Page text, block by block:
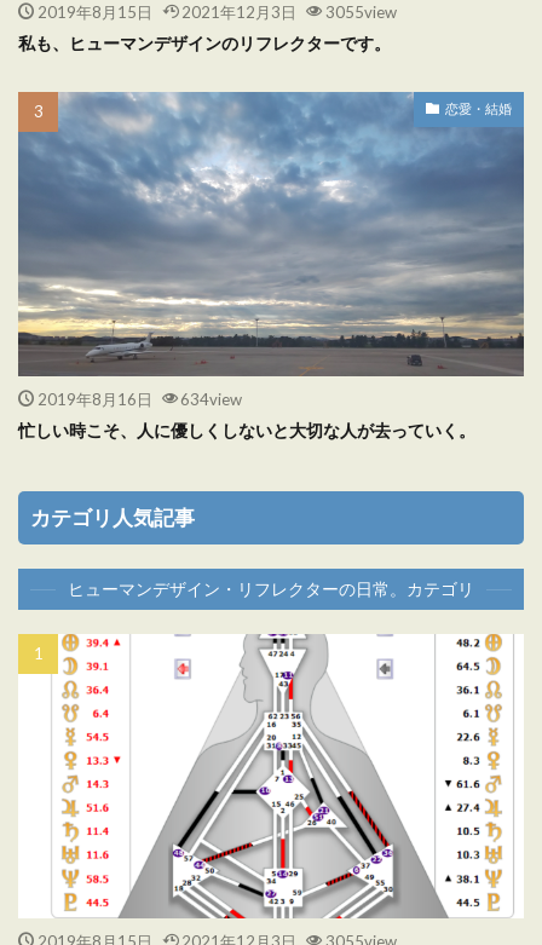
2019年8月15日 2021年12月3日 3055view
私も、ヒューマンデザインのリフレクターです。
恋愛・結婚
2019年8月16日 634view
忙しい時こそ、人に優しくしないと大切な人が去っていく。
カテゴリ人気記事
ヒューマンデザイン・リフレクターの日常。カテゴリ